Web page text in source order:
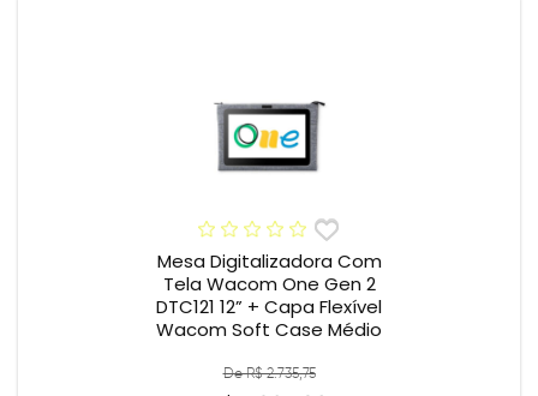
Mesa Digitalizadora Com
Tela Wacom One Gen 2
DTC121 12” + Capa Flexível
Wacom Soft Case Médio
De R$ 2.735,75